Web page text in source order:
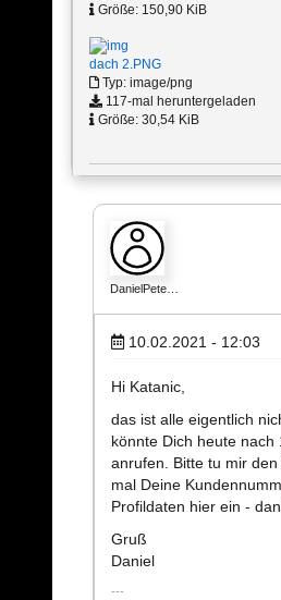
Größe: 150,90 KiB
dach 2.PNG
Typ: image/png
117-mal heruntergeladen
Größe: 30,54 KiB
DanielPete…
10.02.2021 - 12:03
Hi Katanic,
das ist alle eigentlich
könnte Dich heute nach
anrufen. Bitte tu mir
mal Deine
Profildaten hier ein -
Gruß
Daniel